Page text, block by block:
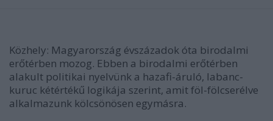
Közhely: Magyarország évszázadok óta birodalmi
erőtérben mozog. Ebben a birodalmi erőtérben
alakult politikai nyelvünk a hazafi-áruló, labanc-
kuruc kétértékű logikája szerint, amit föl-fölcserélve
alkalmazunk kölcsönösen egymásra.